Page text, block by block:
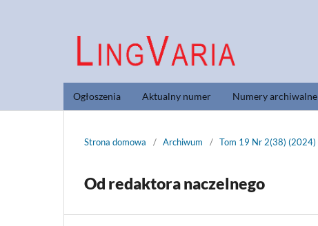
Ogłoszenia Aktualny numer Numery archiwalne
Strona domowa / Archiwum / Tom 19 Nr 2(38) (2024)
Od redaktora naczelnego